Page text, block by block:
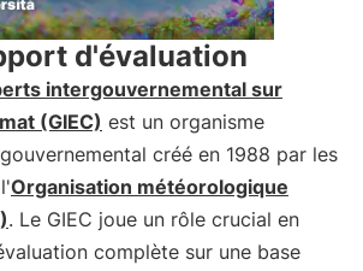
d'évaluation
intergouvernemental sur
(GIEC) est un organisme
créé en 1988 par les
Organisation météorologique
. Le GIEC joue un rôle crucial en
complète sur une base